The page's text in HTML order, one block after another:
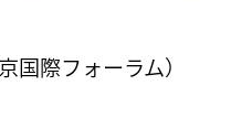
国際フォーラム）